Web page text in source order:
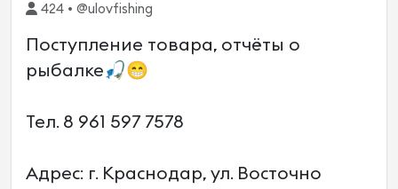
424 • @ulovfishing
Поступление товара, отчёты о
рыбалке🎣😁
Тел. 8 961 597 7578
Адрес: г. Краснодар, ул. Восточно